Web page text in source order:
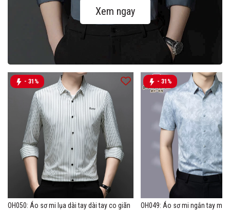
Xem ngay
- 31%
OH050: Áo sơ mi lụa dài tay dài tay co giãn
- 31%
OH049: Áo sơ mi ngắn tay